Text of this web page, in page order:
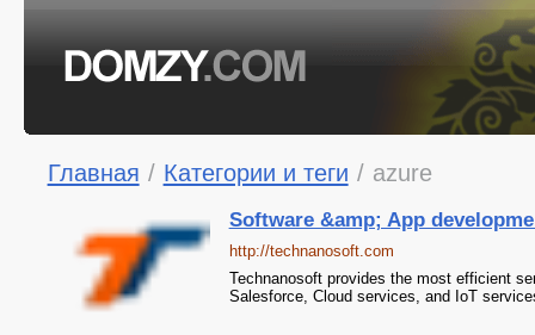
Главная / Категории и теги / azure
Software &amp; App
http://technanosoft.com
Technanosoft provides the most efficient
Salesforce, Cloud services, and IoT